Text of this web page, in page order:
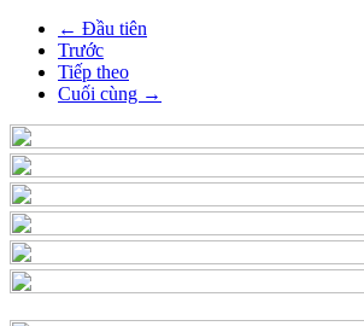
← Đầu tiên
Trước
Tiếp theo
Cuối cùng →